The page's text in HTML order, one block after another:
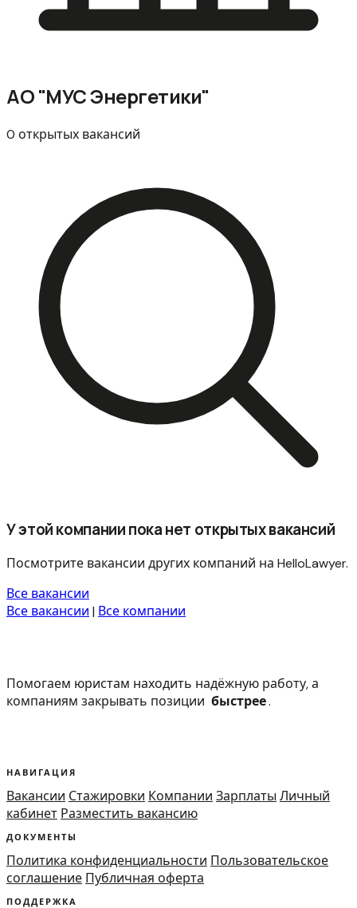
АО "МУС Энергетики"
0 открытых вакансий
У этой компании пока нет открытых вакансий
Посмотрите вакансии других компаний на HelloLawyer.
Все вакансии
Все вакансии | Все компании
Помогаем юристам находить надёжную работу, а
компаниям закрывать позиции быстрее.
НАВИГАЦИЯ
Вакансии Стажировки Компании Зарплаты Личный
кабинет Разместить вакансию
ДОКУМЕНТЫ
Политика конфиденциальности Пользовательское
соглашение Публичная оферта
ПОДДЕРЖКА